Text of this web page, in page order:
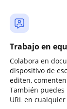
Trabajo en
Colabora en
dispositivo de
editen,
También
URL en